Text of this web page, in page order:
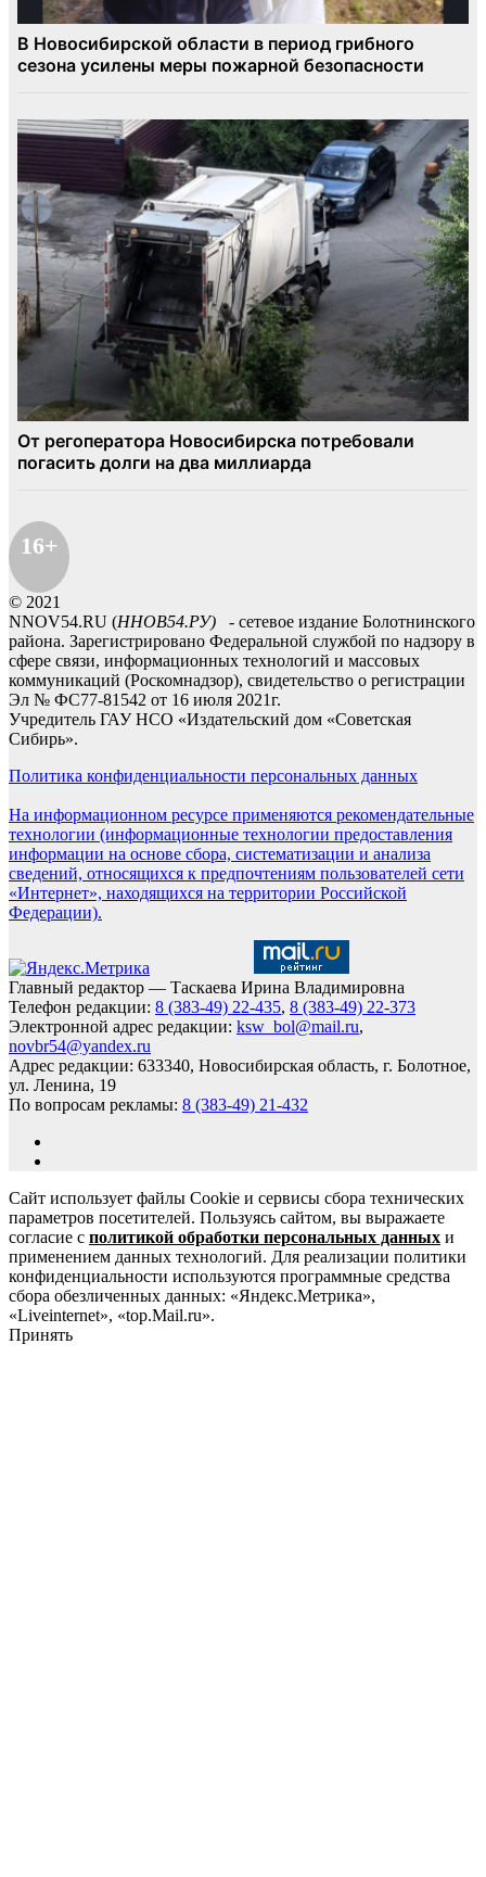
16+
© 2021
NNOV54.RU (ННОВ54.РУ) - сетевое издание Болотнинского
района. Зарегистрировано Федеральной службой по надзору в
сфере связи, информационных технологий и массовых
коммуникаций (Роскомнадзор), свидетельство о регистрации
Эл № ФС77-81542 от 16 июля 2021г.
Учредитель ГАУ НСО «Издательский дом «Советская
Сибирь».
Политика конфиденциальности персональных данных
На информационном ресурсе применяются рекомендательные
технологии (информационные технологии предоставления
информации на основе сбора, систематизации и анализа
сведений, относящихся к предпочтениям пользователей сети
«Интернет», находящихся на территории Российской
Федерации).
Главный редактор — Таскаева Ирина Владимировна
Телефон редакции: 8 (383-49) 22-435, 8 (383-49) 22-373
Электронной адрес редакции: ksw_bol@mail.ru,
novbr54@yandex.ru
Адрес редакции: 633340, Новосибирская область, г. Болотное,
ул. Ленина, 19
По вопросам рекламы: 8 (383-49) 21-432
Сайт использует файлы Cookie и сервисы сбора технических
параметров посетителей. Пользуясь сайтом, вы выражаете
согласие с политикой обработки персональных данных и
применением данных технологий. Для реализации политики
конфиденциальности используются программные средства
сбора обезличенных данных: «Яндекс.Метрика»,
«Liveinternet», «top.Mail.ru».
Принять